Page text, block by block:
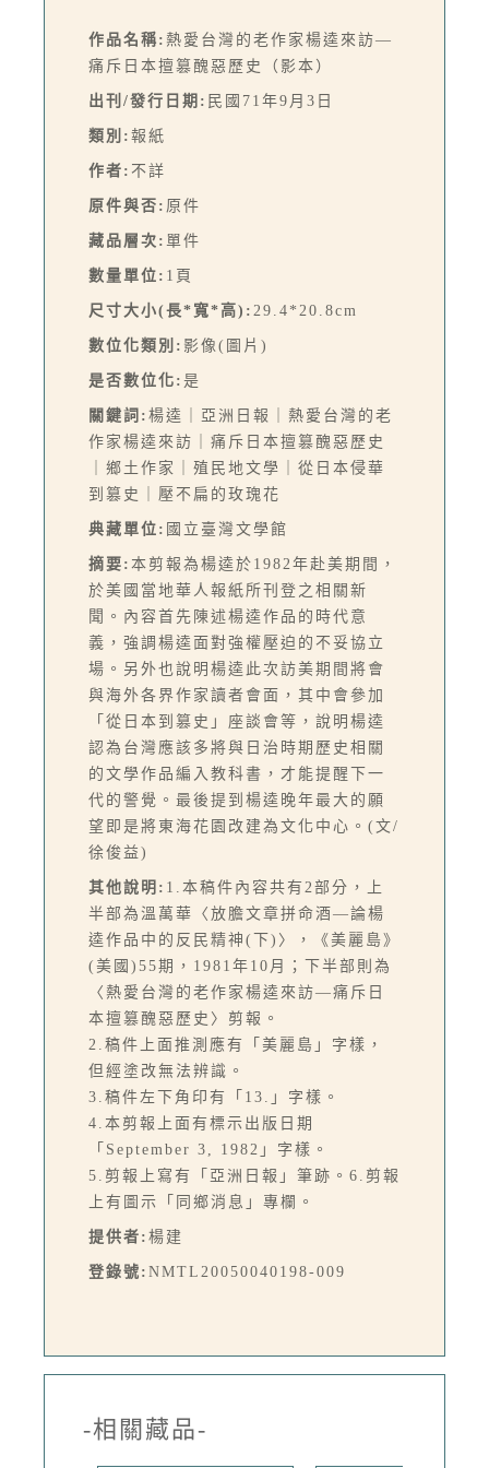
作品名稱: 熱愛台灣的老作家楊逵來訪—
痛斥日本擅篡醜惡歷史（影本）
出刊/發行日期: 民國71年9月3日
類別: 報紙
作者: 不詳
原件與否: 原件
藏品層次: 單件
數量單位: 1頁
尺寸大小(長*寬*高): 29.4*20.8cm
數位化類別: 影像(圖片)
是否數位化: 是
關鍵詞: 楊逵｜亞洲日報｜熱愛台灣的老
作家楊逵來訪｜痛斥日本擅篡醜惡歷史
｜鄉土作家｜殖民地文學｜從日本侵華
到篡史｜壓不扁的玫瑰花
典藏單位: 國立臺灣文學館
摘要: 本剪報為楊逵於1982年赴美期間，
於美國當地華人報紙所刊登之相關新
聞。內容首先陳述楊逵作品的時代意
義，強調楊逵面對強權壓迫的不妥協立
場。另外也說明楊逵此次訪美期間將會
與海外各界作家讀者會面，其中會參加
「從日本到篡史」座談會等，說明楊逵
認為台灣應該多將與日治時期歷史相關
的文學作品編入教科書，才能提醒下一
代的警覺。最後提到楊逵晚年最大的願
望即是將東海花園改建為文化中心。(文/
徐俊益)
其他說明: 1.本稿件內容共有2部分，上
半部為溫萬華〈放膽文章拼命酒—論楊
逵作品中的反民精神(下)〉，《美麗島》
(美國)55期，1981年10月；下半部則為
〈熱愛台灣的老作家楊逵來訪—痛斥日
本擅篡醜惡歷史〉剪報。
2.稿件上面推測應有「美麗島」字樣，
但經塗改無法辨識。
3.稿件左下角印有「13.」字樣。
4.本剪報上面有標示出版日期
「September 3, 1982」字樣。
5.剪報上寫有「亞洲日報」筆跡。6.剪報
上有圖示「同鄉消息」專欄。
提供者: 楊建
登錄號: NMTL20050040198-009
-相關藏品-